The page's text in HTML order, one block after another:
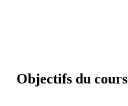
Objectifs du cours